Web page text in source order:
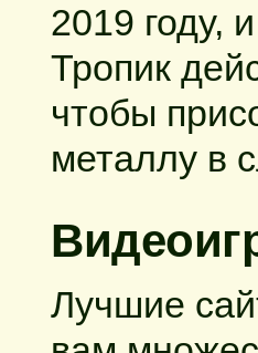
2019 году,
Тропик
чтобы
металлу в
Лучшие